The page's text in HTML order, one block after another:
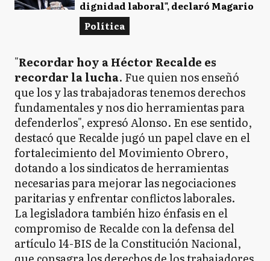
dignidad laboral", declaró Magario
Política
"Recordar hoy a Héctor Recalde es
recordar la lucha. Fue quien nos enseñó
que los y las trabajadoras tenemos derechos
fundamentales y nos dio herramientas para
defenderlos", expresó Alonso. En ese sentido,
destacó que Recalde jugó un papel clave en el
fortalecimiento del Movimiento Obrero,
dotando a los sindicatos de herramientas
necesarias para mejorar las negociaciones
paritarias y enfrentar conflictos laborales.
La legisladora también hizo énfasis en el
compromiso de Recalde con la defensa del
artículo 14-BIS de la Constitución Nacional,